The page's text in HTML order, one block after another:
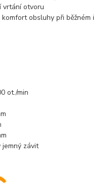
vrtání otvoru
obsluhy při běžném i
ot./min
závit